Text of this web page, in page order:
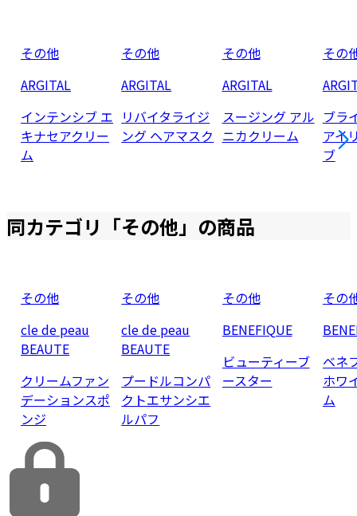
その他
ARGITAL
インテンシブ エ
キナセアクリー
ム
その他
ARGITAL
リバイタライジ
ング ヘアマスク
その他
ARGITAL
スージング アル
ニカクリーム
その
ブラ
アイ
ブ
同カテゴリ「その他」の商品
その他
cle de peau
BEAUTE
クリームファン
デーションスポ
ンジ
その他
cle de peau
BEAUTE
プードルコンパ
クトエサンシエ
ルパフ
その他
BENEFIQUE
ビューティーブ
ースター
その
ベネ
ホワ
ム